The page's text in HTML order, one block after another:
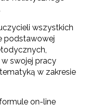
wszystkich
podstawowej
swojej pracy
w zakresie
on-line